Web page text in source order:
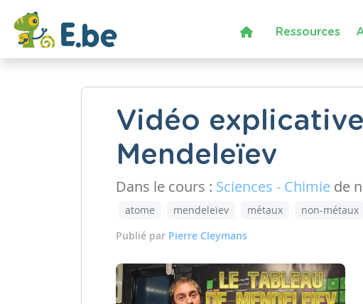
Ressources
Vidéo
Mendeleïev
Dans le cours : Sciences - Chimie de
atome mendeleïev métaux non-métaux
Publié par Pierre Cleymans